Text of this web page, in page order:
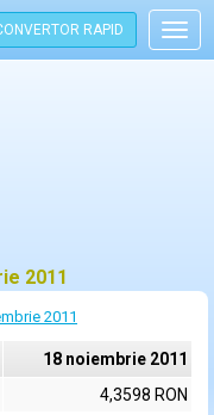
RAPID
2011
2011
18 noiembrie 2011
4,3598 RON